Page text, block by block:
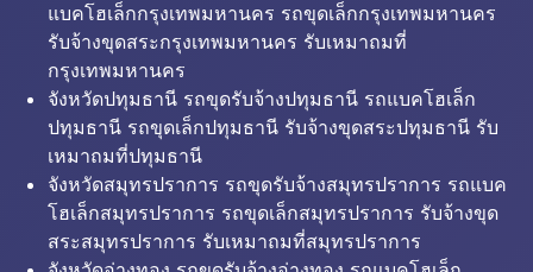
แบคโฮเล็กกรุงเทพมหานคร รถขุดเล็กกรุงเทพมหานคร
รับจ้างขุดสระกรุงเทพมหานคร รับเหมาถมที่
กรุงเทพมหานคร
จังหวัดปทุมธานี รถขุดรับจ้างปทุมธานี รถแบคโฮเล็ก
ปทุมธานี รถขุดเล็กปทุมธานี รับจ้างขุดสระปทุมธานี รับ
เหมาถมที่ปทุมธานี
จังหวัดสมุทรปราการ รถขุดรับจ้างสมุทรปราการ รถแบค
โฮเล็กสมุทรปราการ รถขุดเล็กสมุทรปราการ รับจ้างขุด
สระสมุทรปราการ รับเหมาถมที่สมุทรปราการ